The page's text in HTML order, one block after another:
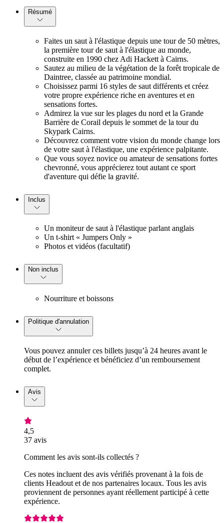
Résumé
Faites un saut à l'élastique depuis une tour de 50 mètres,
la première tour de saut à l'élastique au monde,
construite en 1990 chez Adi Hackett à Cairns.
Sautez au milieu de la végétation de la forêt tropicale de
Daintree, classée au patrimoine mondial.
Choisissez parmi 16 styles de saut différents et créez
votre propre expérience riche en aventures et en
sensations fortes.
Admirez la vue sur les plages du nord et la Grande
Barrière de Corail depuis le sommet de la tour du
Skypark Cairns.
Découvrez comment votre vision du monde change lors
de votre saut à l'élastique, une expérience palpitante.
Que vous soyez novice ou amateur de sensations fortes
chevronné, vous apprécierez tout autant ce sport
d'aventure qui défie la gravité.
Inclus
Un moniteur de saut à l'élastique parlant anglais
Un t-shirt « Jumpers Only »
Photos et vidéos (facultatif)
Non inclus
Nourriture et boissons
Politique d'annulation
Vous pouvez annuler ces billets jusqu’à 24 heures avant le
début de l’expérience et bénéficiez d’un remboursement
complet.
Avis
4,5
37 avis
Comment les avis sont-ils collectés ?
Ces notes incluent des avis vérifiés provenant à la fois de
clients Headout et de nos partenaires locaux. Tous les avis
proviennent de personnes ayant réellement participé à cette
expérience.